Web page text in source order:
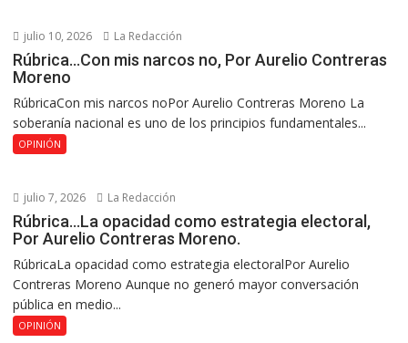
julio 10, 2026 La Redacción
Rúbrica…Con mis narcos no, Por Aurelio Contreras
Moreno
RúbricaCon mis narcos noPor Aurelio Contreras Moreno La
soberanía nacional es uno de los principios fundamentales...
OPINIÓN
julio 7, 2026 La Redacción
Rúbrica…La opacidad como estrategia electoral,
Por Aurelio Contreras Moreno.
RúbricaLa opacidad como estrategia electoralPor Aurelio
Contreras Moreno Aunque no generó mayor conversación
pública en medio...
OPINIÓN